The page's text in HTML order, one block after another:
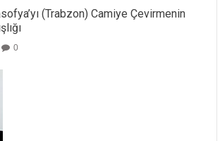
(Trabzon) Camiye Çevirmenin
0